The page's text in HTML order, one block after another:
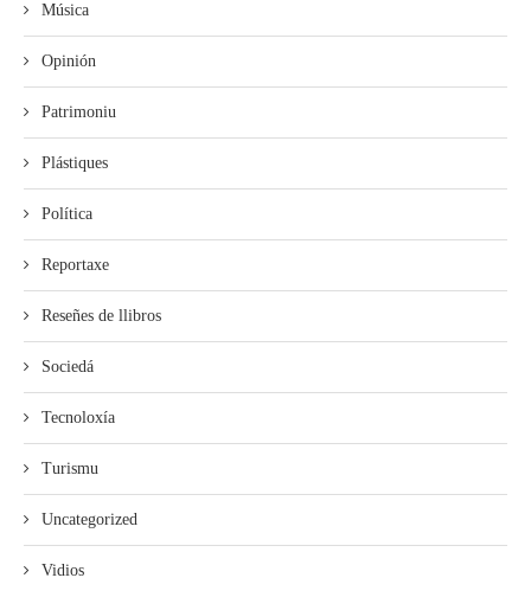
Música
Opinión
Patrimoniu
Plástiques
Política
Reportaxe
Reseñes de llibros
Sociedá
Tecnoloxía
Turismu
Uncategorized
Vidios